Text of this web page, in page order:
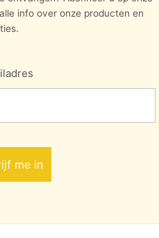
info over onze producten en